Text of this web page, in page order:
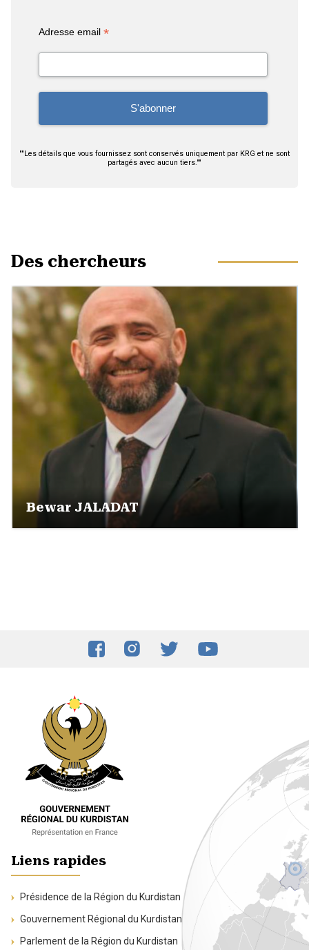
Adresse email*
""Les détails que vous fournissez sont conservés uniquement par KRG et ne sont
partagés avec aucun tiers.""
Des chercheurs
Bewar JALADAT
Liens rapides
Présidence de la Région du Kurdistan
Gouvernement Régional du Kurdistan
Parlement de la Région du Kurdistan